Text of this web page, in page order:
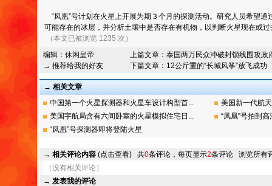
“凤凰”号计划在火星上开展为期３个月的探测活动。研究人员希望通
可能存在的冰层，并分析土壤中是否存在有机物，以判断火星现在或
（本文已被浏览 1235 次）
编辑： 休闲皇帝
→ 推荐给我的好友
上篇文章： 泰国两万民众冲破封锁线围攻政
下篇文章： 12公斤重的“长城风筝”放飞成功
→ 相关文章
中国第一个火星探测器和火星车设计构型首...
美国新一代航
美国宇航局含有六间卧室的火星模拟住宅日...
“凤凰”号拍到
“凤凰”号探测器即将登陆火星
→ 相关评论内容 (点击查看) 共0条评论，每页显示2条评论 浏览所有
（没有相关评论）
→ 发表我的评论